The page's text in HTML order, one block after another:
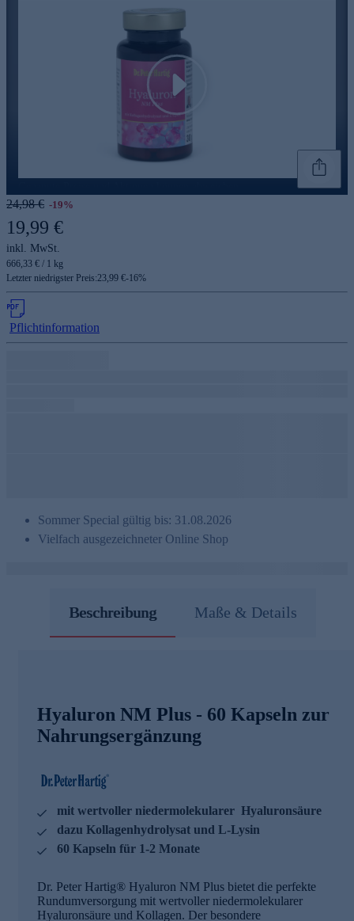
Play
24,98 € -19%
19,99 €
inkl. MwSt.
666,33 € / 1 kg
Letzter niedrigster Preis:23,99 €-16%
Pflichtinformation
Sommer Special gültig bis: 31.08.2026
Vielfach ausgezeichneter Online Shop
Beschreibung Maße & Details
Hyaluron NM Plus - 60 Kapseln zur
Nahrungsergänzung
mit wertvoller niedermolekularer Hyaluronsäure
dazu Kollagenhydrolysat und L-Lysin
60 Kapseln für 1-2 Monate
Dr. Peter Hartig® Hyaluron NM Plus bietet die perfekte
Rundumversorgung mit wertvoller niedermolekularer
Hyaluronsäure und Kollagen. Der besondere